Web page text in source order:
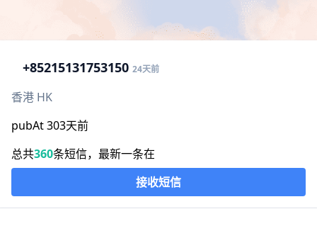
+85215131753150 24天前
香港 HK
pubAt 303天前
总共360条短信，最新一条在
接收短信